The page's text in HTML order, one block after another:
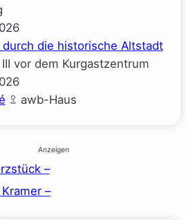
durch die historische Altstadt
vor dem Kurgastzentrum
awb-Haus
Anzeigen